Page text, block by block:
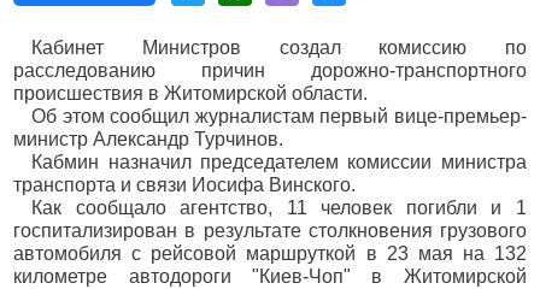
Кабинет Министров создал комиссию по
расследованию причин дорожно-транспортного
происшествия в Житомирской области.
Об этом сообщил журналистам первый вице-премьер-
министр Александр Турчинов.
Кабмин назначил председателем комиссии министра
транспорта и связи Иосифа Винского.
Как сообщало агентство, 11 человек погибли и 1
госпитализирован в результате столкновения грузового
автомобиля с рейсовой маршруткой в 23 мая на 132
километре автодороги "Киев-Чоп" в Житомирской